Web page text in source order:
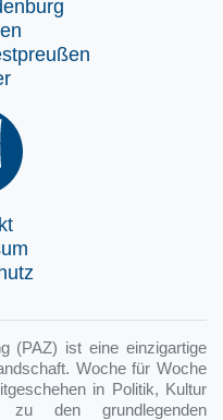
(PAZ) ist eine einzigartige
Woche für Woche
in Politik, Kultur
den grundlegenden